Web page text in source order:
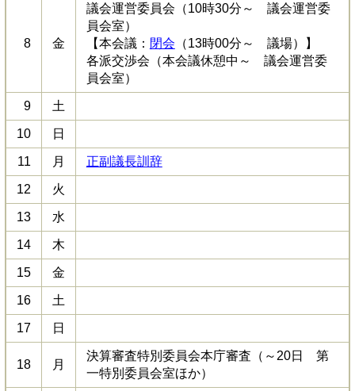
8 金
議会運営委員会（10時30分～ 議会運営委
員会室）
【本会議： 閉会 （13時00分～ 議場）】
各派交渉会（本会議休憩中～ 議会運営委
員会室）
9 土
10 日
11 月 正副議長訓辞
12 火
13 水
14 木
15 金
16 土
17 日
18 月
決算審査特別委員会本庁審査（～20日 第
一特別委員会室ほか）